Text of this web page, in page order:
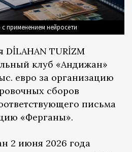
применением нейросети
TURİZM
клуб «Андижан»
евро за организацию
сборов
письма
«Ферганы».
2 июня 2026 года